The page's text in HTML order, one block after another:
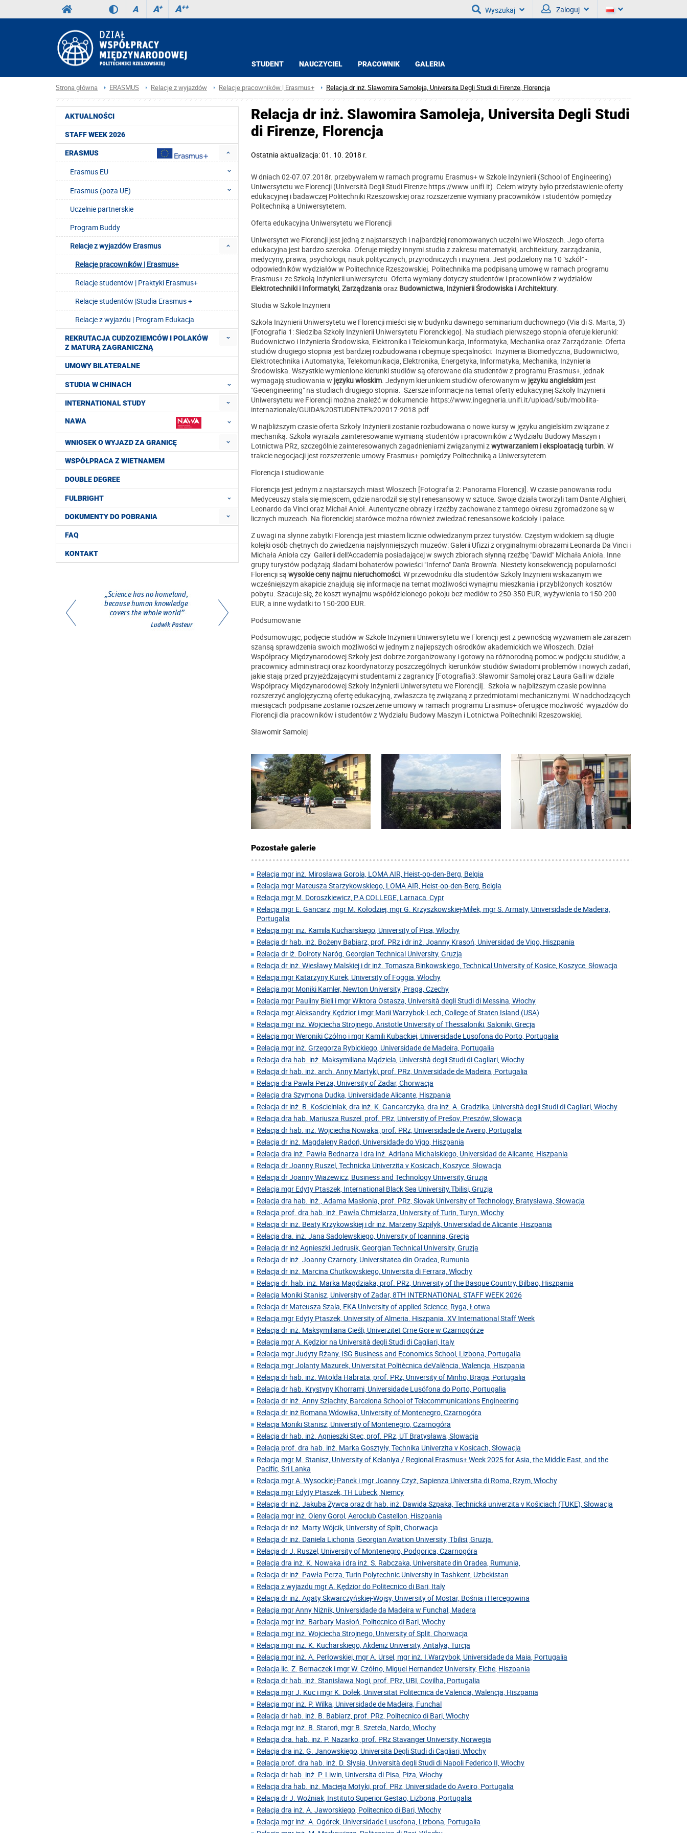
A A+ A++ Wyszukaj Zaloguj
STUDENT NAUCZYCIEL PRACOWNIK GALERIA
Strona główna ERASMUS Relacje z wyjazdów Relacje pracowników | Erasmus+ Relacja dr inż. Slawomira Samoleja, Universita Degli Studi di Firenze, Florencja
AKTUALNOŚCI
STAFF WEEK 2026
ERASMUS
Erasmus EU
Erasmus (poza UE)
Uczelnie partnerskie
Program Buddy
Relacje z wyjazdów Erasmus
Relacje pracowników | Erasmus+
Relacje studentów | Praktyki Erasmus+
Relacje studentów |Studia Erasmus +
Relacje z wyjazdu | Program Edukacja
REKRUTACJA CUDZOZIEMCÓW I POLAKÓW
Z MATURĄ ZAGRANICZNĄ
UMOWY BILATERALNE
STUDIA W CHINACH
INTERNATIONAL STUDY
NAWA
WNIOSEK O WYJAZD ZA GRANICĘ
WSPÓŁPRACA Z WIETNAMEM
DOUBLE DEGREE
FULBRIGHT
DOKUMENTY DO POBRANIA
FAQ
KONTAKT
Relacja dr inż. Slawomira Samoleja, Universita Degli Studi
di Firenze, Florencja
Ostatnia aktualizacja: 01. 10. 2018 r.
W dniach 02-07.07.2018r. przebywałem w ramach programu Erasmus+ w Szkole Inżynierii (School of Engineering)
Uniwersytetu we Florencji (Università Degli Studi Firenze https://www.unifi.it). Celem wizyty było przedstawienie oferty
edukacyjnej i badawczej Politechniki Rzeszowskiej oraz rozszerzenie wymiany pracowników i studentów pomiędzy
Politechniką a Uniwersytetem.
Oferta edukacyjna Uniwersytetu we Florencji
Uniwersytet we Florencji jest jedną z najstarszych i najbardziej renomowanych uczelni we Włoszech. Jego oferta
edukacyjna jest bardzo szeroka. Oferuje między innymi studia z zakresu matematyki, architektury, zarządzania,
medycyny, prawa, psychologii, nauk politycznych, przyrodniczych i inżynierii. Jest podzielony na 10 "szkół" -
odpowiedników wydziałów w Politechnice Rzeszowskiej. Politechnika ma podpisaną umowę w ramach programu
Erasmus+ ze Szkołą Inżynierii uniwersytetu. Oferta wymiany dotyczy studentów i pracowników z wydziałów
Elektrotechniki i Informatyki, Zarządzaniaoraz Budownictwa, Inżynierii Środowiska i Architektury.
Studia w Szkole Inżynierii
Szkoła Inżynierii Uniwersytetu we Florencji mieści się w budynku dawnego seminarium duchownego (Via di S. Marta, 3)
[Fotografia 1: Siedziba Szkoły Inżynierii Uniwersytetu Florenckiego]. Na studiach pierwszego stopnia oferuje kierunki:
Budownictwo i Inżynieria Środowiska, Elektronika i Telekomunikacja, Informatyka, Mechanika oraz Zarządzanie. Oferta
studiów drugiego stopnia jest bardziej rozbudowana i obejmuje specjalności: Inżynieria Biomedyczna, Budownictwo,
Elektrotechnika i Automatyka, Telekomunikacja, Elektronika, Energetyka, Informatyka, Mechanika, Inżynieria
Środowiska. Wszystkie wymienione kierunki studiów są oferowane dla studentów z programu Erasmus+, jednak
wymagają studiowania w języku włoskim. Jedynym kierunkiem studiów oferowanym w języku angielskim jest
"Geoengineering" na studiach drugiego stopnia. Szersze informacje na temat oferty edukacyjnej Szkoły Inżynierii
Uniwersytetu we Florencji można znaleźć w dokumencie https://www.ingegneria.unifi.it/upload/sub/mobilita-
internazionale/GUIDA%20STUDENTE%202017-2018.pdf
W najbliższym czasie oferta Szkoły Inżynierii zostanie rozbudowana o nowe kursy w języku angielskim związane z
mechaniką. Szkoła wyraziła zainteresowanie wymianą studentów i pracowników z Wydziału Budowy Maszyn i
Lotnictwa PRz, szczególnie zainteresowanych zagadnieniami związanymi zwytwarzaniem i eksploatacją turbin. W
trakcie negocjacji jest rozszerzenie umowy Erasmus+ pomiędzy Politechniką a Uniwersytetem.
Florencja i studiowanie
Florencja jest jednym z najstarszych miast Włoszech [Fotografia 2: Panorama Florencji]. W czasie panowania rodu
Medyceuszy stała się miejscem, gdzie narodził się styl renesansowy w sztuce. Swoje działa tworzyli tam Dante Alighieri,
Leonardo da Vinci oraz Michał Anioł. Autentyczne obrazy i rzeźby zachowane z tamtego okresu zgromadzone są w
licznych muzeach. Na florenckiej starówce można również zwiedzać renesansowe kościoły i pałace.
Z uwagi na słynne zabytki Florencja jest miastem licznie odwiedzanym przez turystów. Częstym widokiem są długie
kolejki osób chętnych do zwiedzenia najsłynniejszych muzeów: Galerii Ufizzi z oryginalnymi obrazami Leonarda Da Vinci i
Michała Anioła czy Gallerii dell'Accademia posiadającej w swych zbiorach słynną rzeźbę "Dawid" Michała Anioła. Inne
grupy turystów podążają śladami bohaterów powieści "Inferno" Dan'a Brown'a. Niestety konsekwencją popularności
Florencji są wysokie ceny najmu nieruchomości. W przewodniku dla studentów Szkoły Inżynierii wskazanym we
wcześniejszym akapicie znajdują się informacje na temat możliwości wynajmu mieszkania i przybliżonych kosztów
pobytu. Szacuje się, że koszt wynajmu współdzielonego pokoju bez mediów to 250-350 EUR, wyżywienia to 150-200
EUR, a inne wydatki to 150-200 EUR.
Podsumowanie
Podsumowując, podjęcie studiów w Szkole Inżynierii Uniwersytetu we Florencji jest z pewnością wyzwaniem ale zarazem
szansą sprawdzenia swoich możliwości w jednym z najlepszych ośrodków akademickich we Włoszech. Dział
Współpracy Międzynarodowej Szkoły jest dobrze zorganizowany i gotowy na różnorodną pomoc w podjęciu studiów, a
pracownicy administracji oraz koordynatorzy poszczególnych kierunków studiów świadomi problemów i nowych zadań,
jakie stają przed przyjeżdżającymi studentami z zagranicy [Fotografia3: Sławomir Samolej oraz Laura Galli w dziale
Współpracy Międzynarodowej Szkoły Inżynierii Uniwersytetu we Florencji]. Szkoła w najbliższym czasie powinna
rozszerzyć anglojęzyczną ofertę edukacyjną, zwłaszcza tę związaną z przedmiotami mechanicznymi. W nadchodzących
miesiącach podpisane zostanie rozszerzenie umowy w ramach programu Erasmus+ oferujące możliwość wyjazdów do
Florencji dla pracowników i studentów z Wydziału Budowy Maszyn i Lotnictwa Politechniki Rzeszowskiej.
Sławomir Samolej
Pozostałe galerie
Relacja mgr inż. Mirosława Gorola, LOMA AIR, Heist-op-den-Berg, Belgia
Relacja mgr Mateusza Starzykowskiego, LOMA AIR, Heist-op-den-Berg, Belgia
Relacja mgr M. Doroszkiewicz, P.A COLLEGE, Larnaca, Cypr
Relacja mgr E. Gancarz, mgr M. Kołodziej, mgr G. Krzyszkowskiej-Miłek, mgr S. Armaty, Universidade de Madeira,
Portugalia
Relacja mgr inż. Kamila Kucharskiego, University of Pisa, Włochy
Relacja dr hab. inż. Bożeny Babiarz, prof. PRz i dr inż. Joanny Krasoń, Universidad de Vigo, Hiszpania
Relacja dr iż. Dolroty Naróg, Georgian Technical University, Gruzja
Relacja dr inż. Wiesławy Malskiej i dr inż. Tomasza Binkowskiego, Technical University of Kosice, Koszyce, Słowacja
Relacja mgr Katarzyny Kurek, University of Foggia, Włochy
Relacja mgr Moniki Kamler, Newton University, Praga, Czechy
Relacja mgr Pauliny Bieli i mgr Wiktora Ostasza, Università degli Studi di Messina, Włochy
Relacja mgr Aleksandry Kędzior i mgr Marii Warzybok-Lech, College of Staten Island (USA)
Relacja mgr inż. Wojciecha Strojnego, Aristotle University of Thessaloniki, Saloniki, Grecja
Relacja mgr Weroniki Czółno i mgr Kamili Kubackiej, Universidade Lusofona do Porto, Portugalia
Relacja mgr inż. Grzegorza Rybickiego, Universidade de Madeira, Portugalia
Relacja dra hab. inż. Maksymiliana Mądziela, Università degli Studi di Cagliari, Włochy
Relacja dr hab. inż. arch. Anny Martyki, prof. PRz, Universidade de Madeira, Portugalia
Relacja dra Pawła Perza, University of Zadar, Chorwacja
Relacja dra Szymona Dudka, Universidade Alicante, Hiszpania
Relacja dr inż. B. Kościelniak, dra inż. K. Gancarczyka, dra inż. A. Gradzika, Università degli Studi di Cagliari, Włochy
Relacja dra hab. Mariusza Ruszel, prof. PRz, University of Prešov, Preszów, Słowacja
Relacja dr hab. inż. Wojciecha Nowaka, prof. PRz, Universidade de Aveiro, Portugalia
Relacja dr inż. Magdaleny Radoń, Universidade do Vigo, Hiszpania
Relacja dra inż. Pawła Bednarza i dra inż. Adriana Michalskiego, Universidad de Alicante, Hiszpania
Relacja dr Joanny Ruszel, Technicka Univerzita v Kosicach, Koszyce, Słowacja
Relacja dr Joanny Wiażewicz, Business and Technology University, Gruzja
Relacja mgr Edyty Ptaszek, International Black Sea University.Tbilisi, Gruzja
Relacja dra hab. inż., Adama Masłonia, prof. PRz, Slovak University of Technology, Bratysława, Słowacja
Relacja prof. dra hab. inż. Pawła Chmielarza, University of Turin, Turyn, Włochy
Relacja dr inż. Beaty Krzykowskiej i dr inż. Marzeny Szpiłyk, Universidad de Alicante, Hiszpania
Relacja dra. inż. Jana Sadolewskiego, University of Ioannina, Grecja
Relacja dr inż Agnieszki Jędrusik, Georgian Technical University, Gruzja
Relacja dr inż. Joanny Czarnoty, Universitatea din Oradea, Rumunia
Relacja dr inż. Marcina Chutkowskiego, Universita di Ferrara, Włochy
Relacja dr. hab. inż. Marka Magdziaka, prof. PRz, University of the Basque Country, Bilbao, Hiszpania
Relacja Moniki Stanisz, University of Zadar, 8TH INTERNATIONAL STAFF WEEK 2026
Relacja dr Mateusza Szala, EKA University of applied Science, Ryga, Łotwa
Relacja mgr Edyty Ptaszek, University of Almeria. Hiszpania. XV International Staff Week
Relacja dr inż. Maksymiliana Cieśli, Univerzitet Crne Gore w Czarnogórze
Relacja mgr A. Kędzior na Università degli Studi di Cagliari, Italy
Relacja mgr Judyty Rżany, ISG Business and Economics School, Lizbona, Portugalia
Relacja mgr Jolanty Mazurek, Universitat Politècnica deValència, Walencja, Hiszpania
Relacja dr hab. inż. Witolda Habrata, prof. PRz, University of Minho, Braga, Portugalia
Relacja dr hab. Krystyny Khorrami, Universidade Lusófona do Porto, Portugalia
Relacja dr inż. Anny Szlachty, Barcelona School of Telecommunications Engineering
Relacja dr inż Romana Wdowika, University of Montenegro, Czarnogóra
Relacja Moniki Stanisz, University of Montenegro, Czarnogóra
Relacja dr hab. inż. Agnieszki Stec, prof. PRz, UT Bratysława, Słowacja
Relacja prof. dra hab. inż. Marka Gosztyły, Technika Univerzita v Kosicach, Słowacja
Relacja mgr M. Stanisz, University of Kelaniya / Regional Erasmus+ Week 2025 for Asia, the Middle East, and the
Pacific, Sri Lanka
Relacja mgr A. Wysockiej-Panek i mgr Joanny Czyż, Sapienza Universita di Roma, Rzym, Włochy
Relacja mgr Edyty Ptaszek, TH Lübeck, Niemcy
Relacja dr inż. Jakuba Żywca oraz dr hab. inż. Dawida Szpaka, Technická univerzita v Košiciach (TUKE), Słowacja
Relacja mgr inż. Oleny Gorol, Aeroclub Castellon, Hiszpania
Relacja dr inż. Marty Wójcik, University of Split, Chorwacja
Relacja dr inż. Daniela Lichonia, Georgian Aviation University, Tbilisi, Gruzja.
Relacja dr J. Ruszel, University of Montenegro, Podgorica, Czarnogóra
Relacja dra inż. K. Nowaka i dra inż. S. Rabczaka, Universitate din Oradea, Rumunia,
Relacja dr inż. Pawła Perza, Turin Polytechnic University in Tashkent, Uzbekistan
Relacja z wyjazdu mgr A. Kędzior do Politecnico di Bari, Italy
Relacja dr inż. Agaty Skwarczyńskiej-Wojsy, University of Mostar, Bośnia i Hercegowina
Relacja mgr Anny Niżnik, Universidade da Madeira w Funchal, Madera
Relacja mgr inż. Barbary Masłoń, Politecnico di Bari, Włochy
Relacja mgr inż. Wojciecha Strojnego, University of Split, Chorwacja
Relacja mgr inż. K. Kucharskiego, Akdeniz University, Antalya, Turcja
Relacja mgr inż. A. Perłowskiej, mgr A. Ursel, mgr inż. I.Warzybok, Universidade da Maia, Portugalia
Relacja lic. Z. Bernaczek i mgr W. Czółno, Miguel Hernandez University, Elche, Hiszpania
Relacja dr hab. inż. Stanisława Nogi, prof. PRz, UBI, Covilha, Portugalia
Relacja mgr J. Kuc i mgr K. Dołek, Universitat Politecnica de Valencia, Walencja, Hiszpania
Relacja mgr inż. P. Wilka, Universidade de Madeira, Funchal
Relacja dr hab. inż. B. Babiarz, prof. PRz, Politecnico di Bari, Włochy
Relacja mgr inż. B. Staroń, mgr B. Szetela, Nardo, Włochy
Relacja dra. hab. inż. P. Nazarko, prof. PRz Stavanger University, Norwegia
Relacja dra inż. G. Janowskiego, Universita Degli Studi di Cagliari, Włochy
Relacja prof. dra hab. inż. D. Słysia, Università degli Studi di Napoli Federico II, Włochy
Relacja dr hab. inż. P. Liwin, Universita di Pisa, Piza, Włochy
Relacja dra hab. inż. Macieja Motyki, prof. PRz, Universidade do Aveiro, Portugalia
Relacja dr J. Woźniak, Instituto Superior Gestao, Lizbona, Portugalia
Relacja dra inż. A. Jaworskiego, Politecnico di Bari, Włochy
Relacja mgr inż. A. Ogórek, Universidade Lusofona, Lizbona, Portugalia